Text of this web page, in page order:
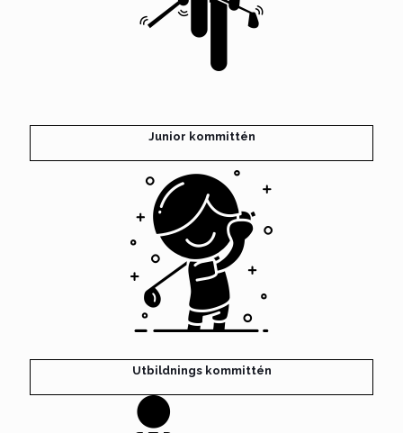
Junior kommittén
Utbildnings kommittén